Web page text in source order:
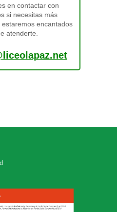
en contactar con
si necesitas más
estaremos encantados
atenderte.